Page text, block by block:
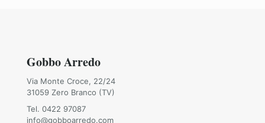
Gobbo Arredo
Via Monte Croce, 22/24
31059 Zero Branco (TV)
Tel. 0422 97087
info@gobboarredo.com